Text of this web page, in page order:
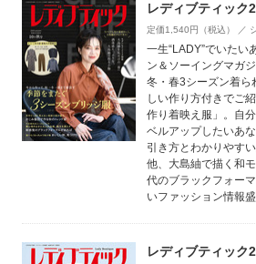
レディブティック
定価1,540円（税込） ／
一生“LADY”でいたい
ン＆ソーイングマガ
冬・春3シーズン着ら
しい作り方付きでご
作り着映え服」。自
ベルアップしたいあ
引き方とわかりやす
他、大島紬で描く和
代のブラックフォー
いファッション情報
レディブティック